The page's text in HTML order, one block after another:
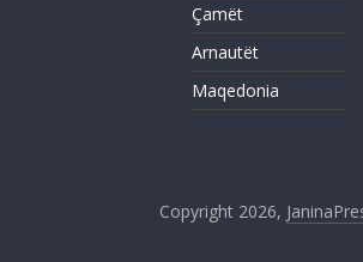
Çamët
Arnautët
Maqedonia
Copyright 2026,